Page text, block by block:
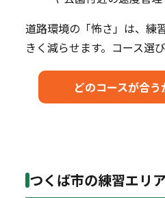
道路環境の「怖さ」は、練
きく減らせます。コース選
どのコースが合う
つくば市の練習エリア